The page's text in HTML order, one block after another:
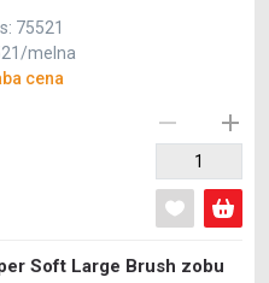
75521
melna
cena
Soft Large Brush zobu